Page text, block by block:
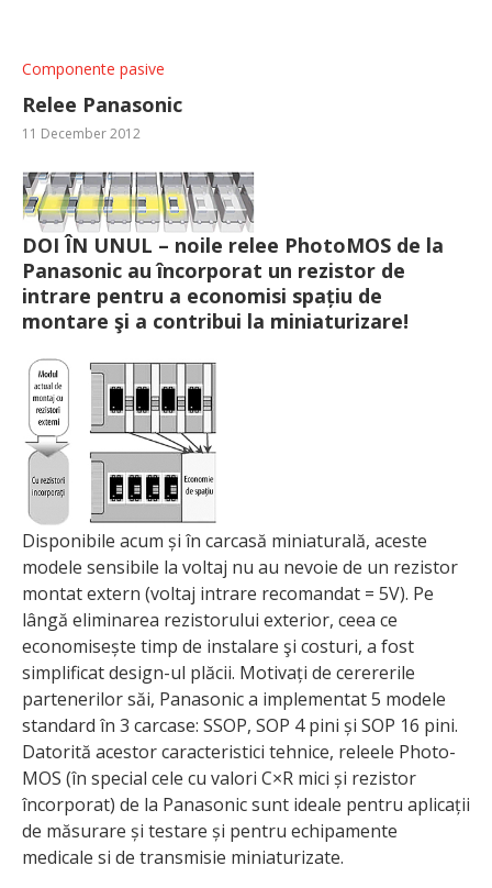
Componente pasive
Relee Panasonic
11 December 2012
DOI ÎN UNUL – noile relee PhotoMOS de la
Panasonic au încorporat un rezistor de
intrare pentru a economisi spațiu de
montare şi a contribui la miniaturizare!
Disponibile acum și în carcasă mini­aturală, aceste
modele sensibile la voltaj nu au nevoie de un rezistor
montat extern (voltaj intrare recomandat = 5V). Pe
lângă eliminarea rezistorului exte­rior, ceea ce
economisește timp de instalare şi costuri, a fost
simplificat design-ul plăcii. Motivați de cerererile
partenerilor săi, Panasonic a implementat 5 modele
standard în 3 carcase: SSOP, SOP 4 pini și SOP 16 pini.
Datorită acestor caracteristici tehnice, releele Photo­
MOS (în special cele cu valori C×R mici și rezistor
încorporat) de la Panasonic sunt ideale pentru aplicații
de măsurare și testare și pentru echipamente
medicale si de transmisie miniaturizate.